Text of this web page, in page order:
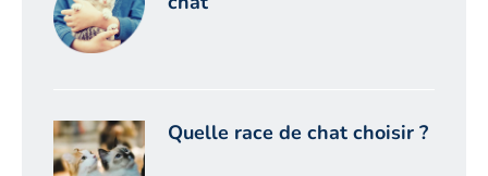
Quelle race de chat choisir ?